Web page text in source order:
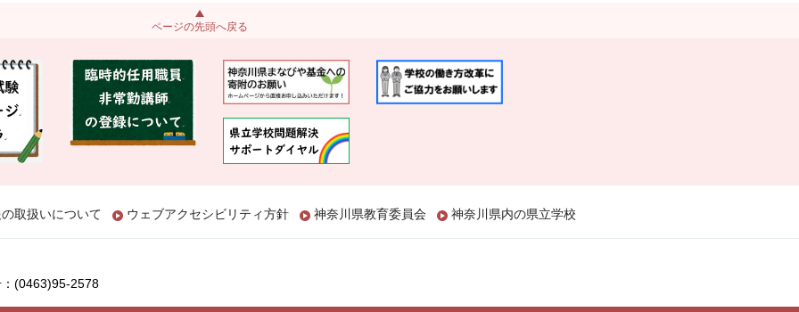
ページの先頭へ戻る
取扱いについて ウェブアクセシビリティ方針 神奈川県教育委員会 神奈川県内の県立学校
(0463)95-2578